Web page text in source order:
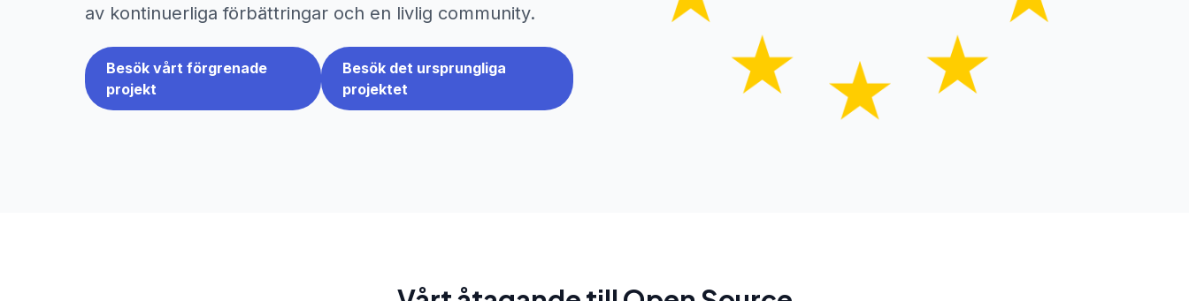
av kontinuerliga förbättringar och en livlig community.
Besök vårt förgrenade
projekt
Besök det ursprungliga
projektet